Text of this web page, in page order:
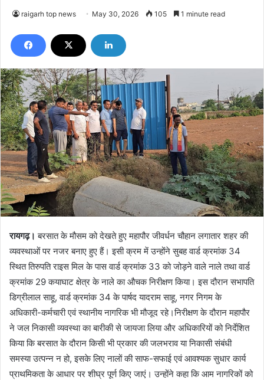
raigarh top news May 30, 2026 105 1 minute read
रायगढ़। बरसात के मौसम को देखते हुए महापौर जीवर्धन चौहान लगातार शहर की
व्यवस्थाओं पर नजर बनाए हुए हैं। इसी क्रम में उन्होंने सुबह वार्ड क्रमांक 34
स्थित तिरुपति राइस मिल के पास वार्ड क्रमांक 33 को जोड़ने वाले नाले तथा वार्ड
क्रमांक 29 कयाघाट क्षेत्र के नाले का औचक निरीक्षण किया। इस दौरान सभापति
डिग्रीलाल साहू, वार्ड क्रमांक 34 के पार्षद यादराम साहू, नगर निगम के
अधिकारी-कर्मचारी एवं स्थानीय नागरिक भी मौजूद रहे।निरीक्षण के दौरान महापौर
ने जल निकासी व्यवस्था का बारीकी से जायजा लिया और अधिकारियों को निर्देशित
किया कि बरसात के दौरान किसी भी प्रकार की जलभराव या निकासी संबंधी
समस्या उत्पन्न न हो, इसके लिए नालों की साफ-सफाई एवं आवश्यक सुधार कार्य
प्राथमिकता के आधार पर शीघ्र पूर्ण किए जाएं। उन्होंने कहा कि आम नागरिकों को